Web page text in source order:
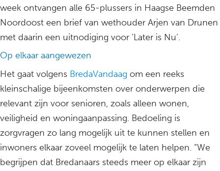
week ontvangen alle 65-plussers in Haagse Beemden
Noordoost een brief van wethouder Arjen van Drunen
met daarin een uitnodiging voor ‘Later is Nu’.
Op elkaar aangewezen
Het gaat volgens BredaVandaag om een reeks
kleinschalige bijeenkomsten over onderwerpen die
relevant zijn voor senioren, zoals alleen wonen,
veiligheid en woningaanpassing. Bedoeling is
zorgvragen zo lang mogelijk uit te kunnen stellen en
inwoners elkaar zoveel mogelijk te laten helpen. “We
begrijpen dat Bredanaars steeds meer op elkaar zijn